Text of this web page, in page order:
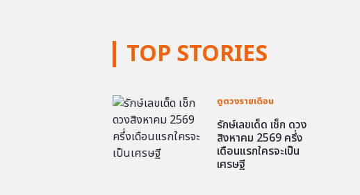
TOP STORIES
ดูดวงรายเดือน
รักษ์เลขเด็ด เช็ก ดวง
สิงหาคม 2569 ครึ่ง
เดือนแรกใครจะเป็น
เศรษฐี